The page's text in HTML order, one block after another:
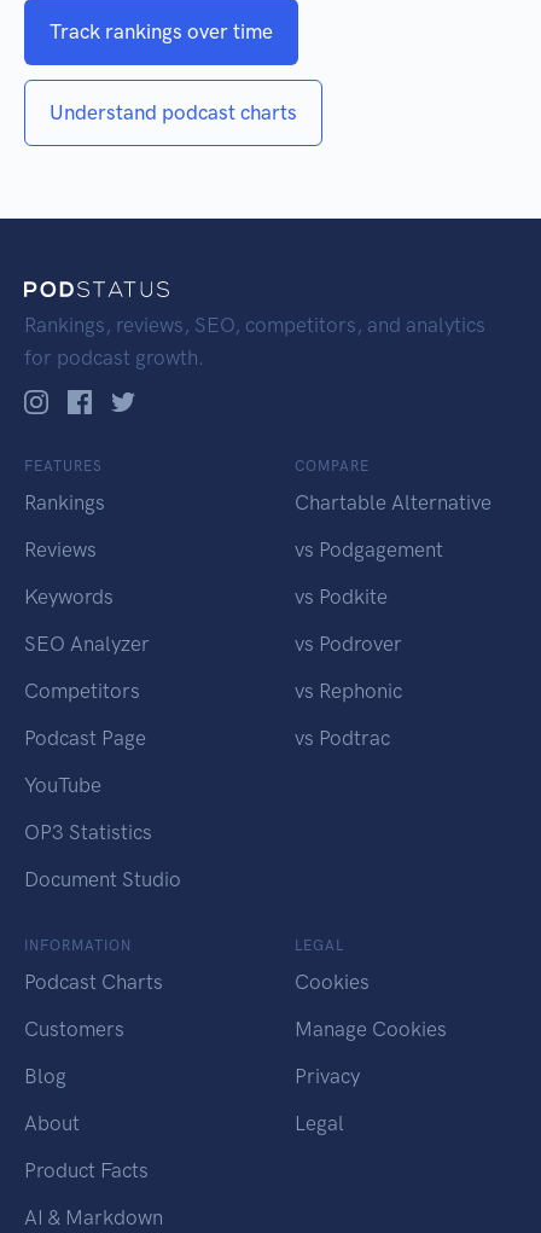
Track rankings over time
Understand podcast charts
Rankings, reviews, SEO, competitors, and analytics
for podcast growth.
FEATURES
Rankings
Reviews
Keywords
SEO Analyzer
Competitors
Podcast Page
YouTube
OP3 Statistics
Document Studio
COMPARE
Chartable Alternative
vs Podgagement
vs Podkite
vs Podrover
vs Rephonic
vs Podtrac
INFORMATION
Podcast Charts
Customers
Blog
About
Product Facts
AI & Markdown
LEGAL
Cookies
Manage Cookies
Privacy
Legal